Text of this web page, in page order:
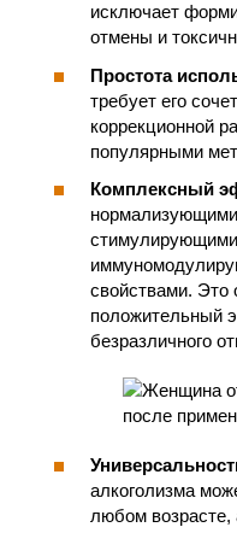
исключает
отмены и
Простота
требует его
коррекционной
популярными
Комплексный
свойствами. Это
положительный
безразличного
алкоголизма
любом возрасте,